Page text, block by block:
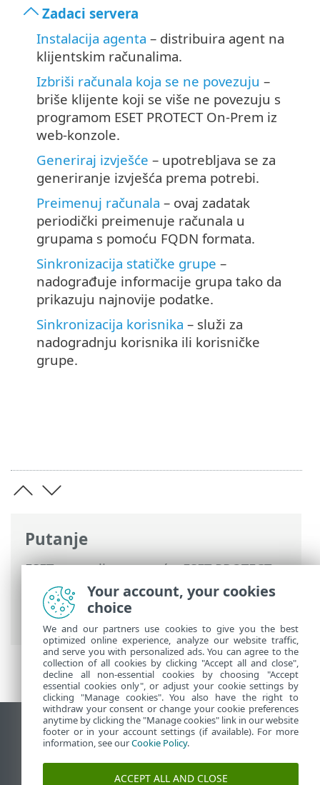
Putanje
ESET-ova online pomoć>ESET PROTECT
On-Prem
>Upotreba sustava ESET
PROTECT On-Prem
ESET PROTECT On-
Prem Glavni izbornik
> Zadaci
Zadaci servera
Instalacija agenta – distribuira agent na
klijentskim računalima.
Izbriši računala koja se ne povezuju –
briše klijente koji se više ne povezuju s
programom ESET PROTECT On-Prem iz
web-konzole.
Generiraj izvješće – upotrebljava se za
generiranje izvješća prema potrebi.
Preimenuj računala – ovaj zadatak
periodički preimenuje računala u
grupama s pomoću FQDN formata.
Sinkronizacija statičke grupe –
nadograđuje informacije grupa tako da
prikazuju najnovije podatke.
Sinkronizacija korisnika – služi za
nadogradnju korisnika ili korisničke
grupe.
Prikaži stranicu za radnu površinu
End of Life
ESET-ova baza znanja
Your account, your cookies
choice
We and our partners use cookies to give you the best
optimized online experience, analyze our website traffic,
and serve you with personalized ads. You can agree to the
collection of all cookies by clicking "Accept all and close",
decline all non-essential cookies by choosing "Accept
essential cookies only", or adjust your cookie settings by
clicking "Manage cookies". You also have the right to
withdraw your consent or change your cookie preferences
anytime by clicking the "Manage cookies" link in our website
footer or in your account settings (if available). For more
information, see ourCookie Policy.
ACCEPT ALL AND CLOSE